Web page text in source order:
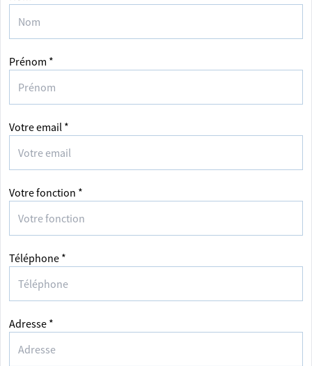
Prénom *
Votre email *
Votre fonction *
Téléphone *
Adresse *